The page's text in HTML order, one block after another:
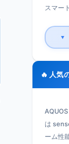
スマー
▼
🔥 人気
は
ーム性